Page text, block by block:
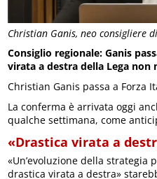
Christian Ganis, neo consigliere
Consiglio regionale: Ganis
virata a destra della Lega non
Christian Ganis passa a Forza
La conferma è arrivata oggi
qualche settimana, come
«Drastica virata a
«Un’evoluzione della strategia
drastica virata a destra»